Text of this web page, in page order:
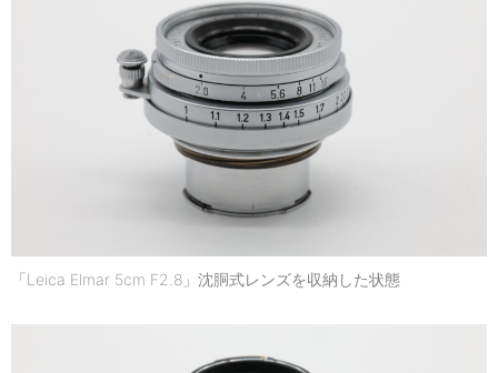
「Leica Elmar 5cm F2.8」沈胴式レンズを収納した状態